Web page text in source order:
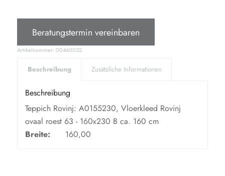
Beratungstermin vereinbaren
Artikelnummer: 00460032
Beschreibung Zusätzliche Informationen
Beschreibung
Teppich Rovinj: A0155230, Vloerkleed Rovinj
ovaal roest 63 - 160x230 B ca. 160 cm
Breite:
160,00